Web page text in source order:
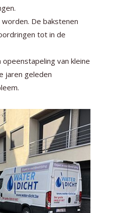
De bakstenen
tot in de
van kleine
jaren geleden